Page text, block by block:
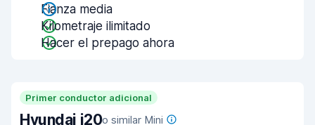
Fianza media
Kilometraje ilimitado
Hacer el prepago ahora
Primer conductor adicional
Hyundai i20o similar Mini